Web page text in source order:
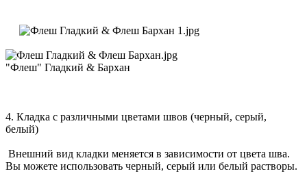
"Флеш" Гладкий & Бархан
4. Кладка с различными цветами швов (черный, серый,
белый)
Внешний вид кладки меняется в зависимости от цвета шва.
Вы можете использовать черный, серый или белый растворы.